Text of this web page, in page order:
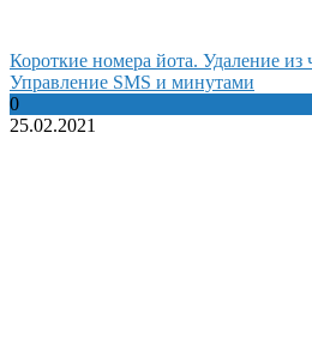
Короткие номера йота. Удаление из
Управление SMS и минутами
0
25.02.2021